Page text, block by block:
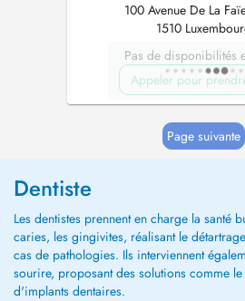
100 Avenue De La
1510
Pas de disponibilités
Appeler pour
Page suivante
Dentiste
Les dentistes prennent en charge la santé
caries, les gingivites, réalisant le
cas de pathologies. Ils interviennent
sourire, proposant des solutions comme
d'implants dentaires.